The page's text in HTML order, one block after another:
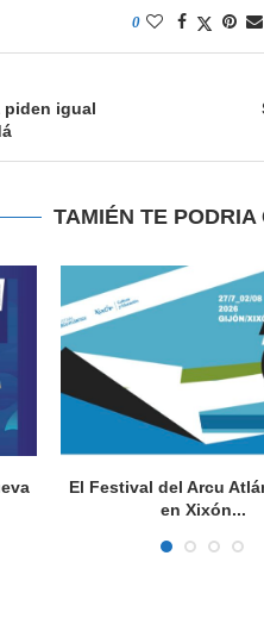
0
piden igual
TAMIÉN TE PODRIA
El Festival del Arcu
en Xixón...